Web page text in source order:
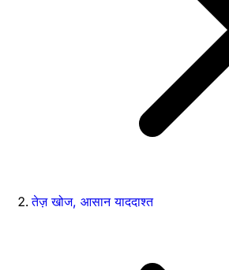
तेज़ खोज, आसान याददाश्त